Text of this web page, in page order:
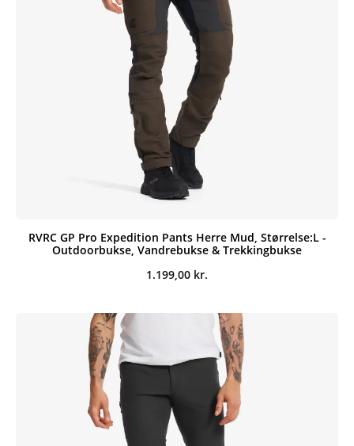
RVRC GP Pro Expedition Pants Herre Mud, Størrelse:L -
Outdoorbukse, Vandrebukse & Trekkingbukse
1.199,00 kr.